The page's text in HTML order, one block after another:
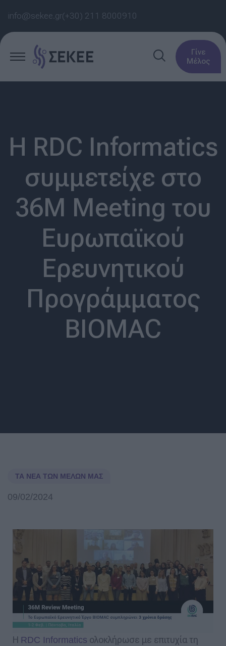
info@sekee.gr(+30) 211 8000910
Γίνε
Μέλος
Η RDC Informatics
συμμετείχε στο
36M Meeting του
Ευρωπαϊκού
Ερευνητικού
Προγράμματος
BIOMAC
ΤΑ ΝΈΑ ΤΩΝ ΜΕΛΏΝ ΜΑΣ
09/02/2024
H RDC Informatics ολοκλήρωσε με επιτυχία τη